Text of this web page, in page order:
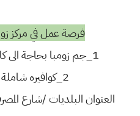
فرصة عمل في مركز
1_جم زومبا بحاجة الى كابتن متمرسة وذات خبرة
2_كوافيره شاملة لتجهيز العرائس
العنوان البلديات /شارع